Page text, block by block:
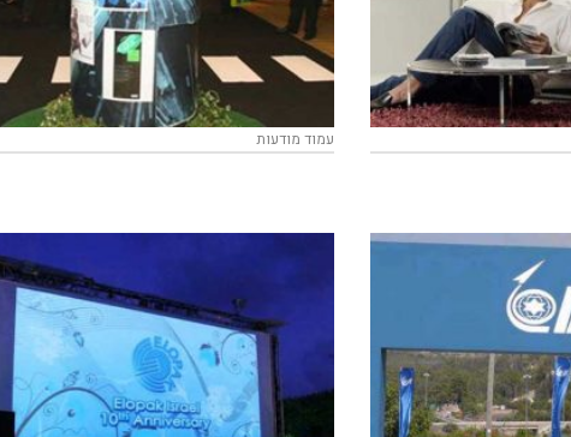
עמוד מודעות